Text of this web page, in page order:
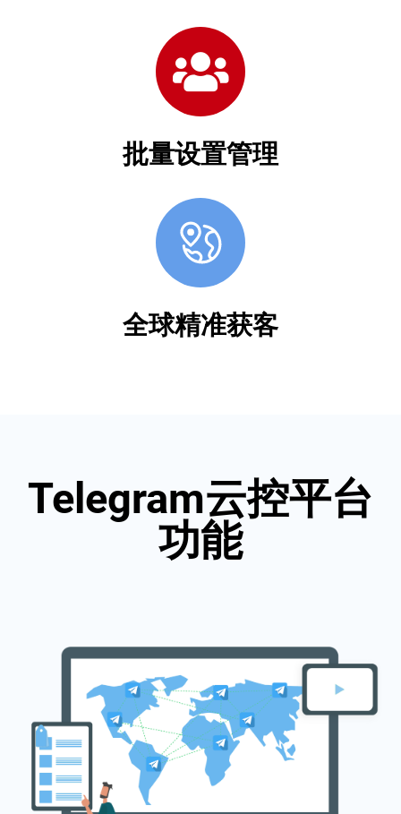
批量设置管理
全球精准获客
Telegram云控平台
功能